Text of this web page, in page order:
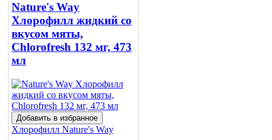
Nature's Way
Хлорофилл жидкий со
вкусом мяты,
Chlorofresh 132 мг, 473
мл
Добавить в избранное
Хлорофилл Nature's Way